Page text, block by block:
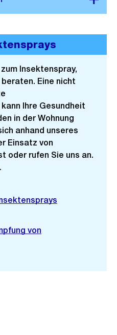
Insektenspray,
Eine nicht
Ihre Gesundheit
in der Wohnung
anhand unseres
Einsatz von
oder rufen Sie uns an.
von